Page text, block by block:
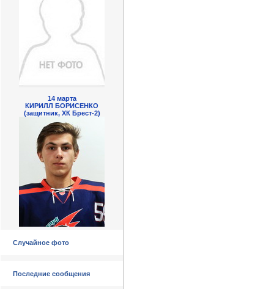
14 марта
КИРИЛЛ БОРИСЕНКО
(защитник, ХК Брест-2)
Случайное фото
Последние сообщения